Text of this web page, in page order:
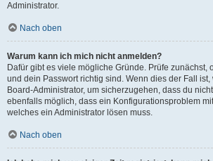
Administrator.
Nach oben
Warum kann ich mich nicht anmelden?
Dafür gibt es viele mögliche Gründe. Prüfe zunächst,
und dein Passwort richtig sind. Wenn dies der Fall
Board-Administrator, um sicherzugehen, dass du
ebenfalls möglich, dass ein Konfigurationsproblem
welches ein Administrator lösen muss.
Nach oben